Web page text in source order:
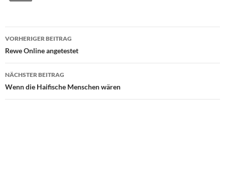
Beitragsnavigation
VORHERIGER BEITRAG
Rewe Online angetestet
NÄCHSTER BEITRAG
Wenn die Haifische Menschen wären